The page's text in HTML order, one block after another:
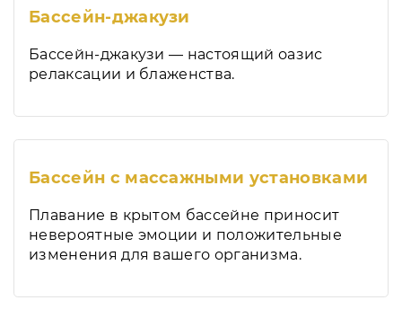
Бассейн-джакузи
Бассейн-джакузи — настоящий оазис
релаксации и блаженства.
Бассейн с массажными установками
Плавание в крытом бассейне приносит
невероятные эмоции и положительные
изменения для вашего организма.